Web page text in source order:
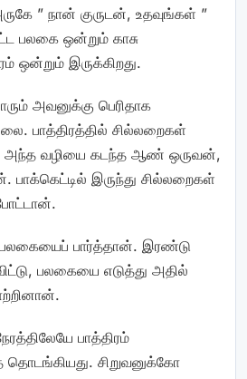
” நான் குருடன், உதவுங்கள் ”
பலகை ஒன்றும் காசு
ஒன்றும் இருக்கிறது.
அவனுக்கு பெரிதாக
பாத்திரத்தில் சில்லறைகள்
அந்த வழியை கடந்த ஆண் ஒருவன்,
பாக்கெட்டில் இருந்து சில்லறைகள்
பலகையைப் பார்த்தான். இரண்டு
பலகையை எடுத்து அதில்
பாத்திரம்
தொடங்கியது. சிறுவனுக்கோ